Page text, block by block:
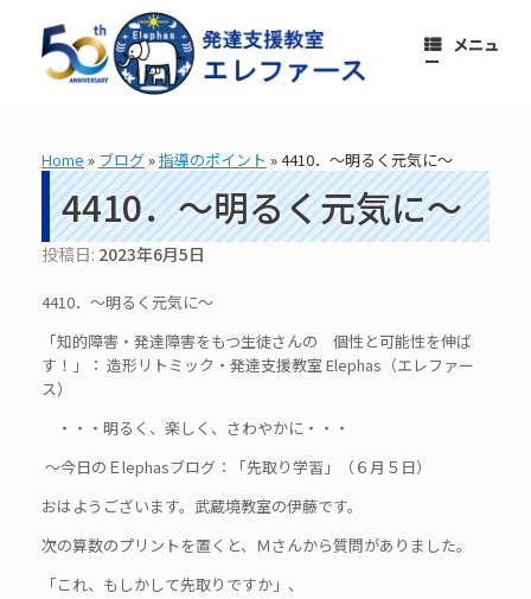
メニュ
ー
Home » ブログ»指導のポイント »4410．～明るく元気に～
4410．～明るく元気に～
投稿日: 2023年6月5日
4410．～明るく元気に～
「知的障害・発達障害をもつ生徒さんの 個性と可能性を伸ば
す！」： 造形リトミック・発達支援教室 Elephas（エレファー
ス）
・・・明るく、楽しく、さわやかに・・・
～今日のＥlephasブログ：「先取り学習」（６月５日）
おはようございます。武蔵境教室の伊藤です。
次の算数のプリントを置くと、Ｍさんから質問がありました。
「これ、もしかして先取りですか」、